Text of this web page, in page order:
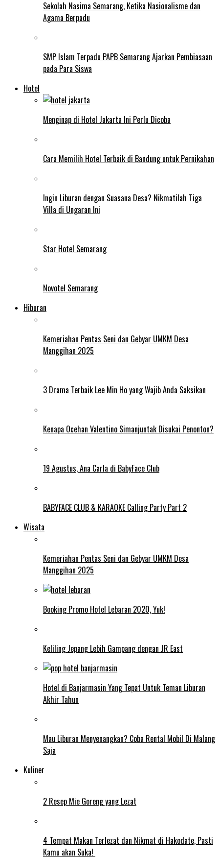
Sekolah Nasima Semarang, Ketika Nasionalisme dan
Agama Berpadu
SMP Islam Terpadu PAPB Semarang Ajarkan Pembiasaan
pada Para Siswa
Hotel
Menginap di Hotel Jakarta Ini Perlu Dicoba
Cara Memilih Hotel Terbaik di Bandung untuk Pernikahan
Ingin Liburan dengan Suasana Desa? Nikmatilah Tiga
Villa di Ungaran Ini
Star Hotel Semarang
Novotel Semarang
Hiburan
Kemeriahan Pentas Seni dan Gebyar UMKM Desa
Manggihan 2025
3 Drama Terbaik Lee Min Ho yang Wajib Anda Saksikan
Kenapa Ocehan Valentino Simanjuntak Disukai Penonton?
19 Agustus, Ana Carla di BabyFace Club
BABYFACE CLUB & KARAOKE Calling Party Part 2
Wisata
Kemeriahan Pentas Seni dan Gebyar UMKM Desa
Manggihan 2025
Booking Promo Hotel Lebaran 2020, Yuk!
Keliling Jepang Lebih Gampang dengan JR East
Hotel di Banjarmasin Yang Tepat Untuk Teman Liburan
Akhir Tahun
Mau Liburan Menyenangkan? Coba Rental Mobil Di Malang
Saja
Kuliner
2 Resep Mie Goreng yang Lezat
4 Tempat Makan Terlezat dan Nikmat di Hakodate, Pasti
Kamu akan Suka!